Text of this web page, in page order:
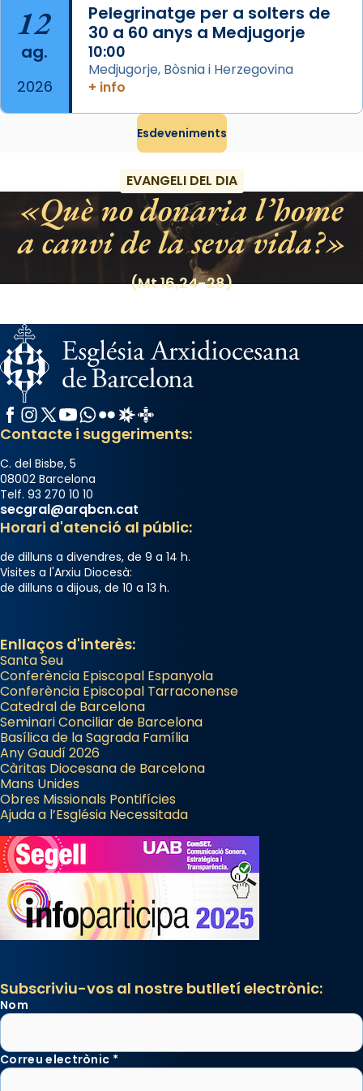
Regnes castellans i més tard de tota
Espanya.
El seu sepulcre a Compostela fou un gran
centre de peregrinacions medievals de tot
«A Raïms de Sant Jaume, raïms aigualits;
raïms de setembre te'n llepes els dits»,
segons una dita popular.
Photo
View on Facebook Share
12
ag.
2026
Pelegrinatge per a solters de
30 a 60 anys a Medjugorje
10:00
Medjugorje, Bòsnia i Herzegovina
+ info
Esdeveniments
EVANGELI DEL DIA
Què no donaria l’home
a canvi de la seva vida?
(Mt 16,24-28)
Facebook
Instagram
X / Twitter
YouTube
WhatsApp
FlickrRadio Estel
Catalunya Cristiana
Contacte i suggeriments:
C. del Bisbe, 5
08002 Barcelona
Telf. 93 270 10 10
secgral@arqbcn.cat
Horari d'atenció al públic:
de dilluns a divendres, de 9 a 14 h.
Visites a l'Arxiu Diocesà:
de dilluns a dijous, de 10 a 13 h.
Enllaços d'interès:
Santa Seu
Conferència Episcopal Espanyola
Conferència Episcopal Tarraconense
Catedral de Barcelona
Seminari Conciliar de Barcelona
Basílica de la Sagrada Família
Any Gaudí 2026
Càritas Diocesana de Barcelona
Mans Unides
Obres Missionals Pontifícies
Ajuda a l’Església Necessitada
Subscriviu-vos al nostre butlletí electrònic:
Nom
Correu electrònic *